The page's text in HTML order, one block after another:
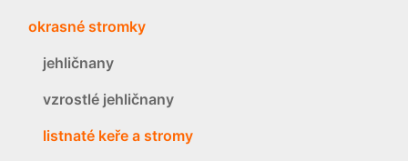
okrasné stromky
jehličnany
vzrostlé jehličnany
listnaté keře a stromy